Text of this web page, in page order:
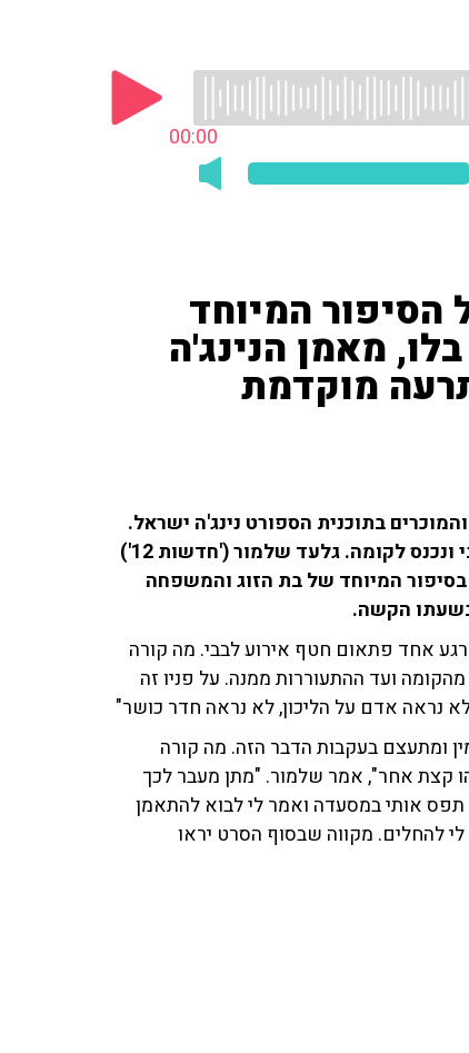
00:00
('חדשות 12') על הסיפור המיוחד
מאמן הנינג'ה
מוקדמת
בתוכנית הספורט נינג'ה ישראל.
יום אחד בלו, בלי סימנים מוקדמים, התמודד עם אירוע לבבי ונכנס לקומה. גלעד שלמור ('חדשות 12')
המיוחד של בת הזוג והמשפחה
בשעתו הקשה.
אחד פתאום חטף אירוע לבבי. מה קורה
ועד ההתעוררות ממנה. על פניו זה
נראה אדם על הליכון, לא נראה חדר כושר"
ומתעצם בעקבות הדבר הזה. מה קורה
קצת אחר", אמר שלמור. "מתן מעבר לכך
תפס אותי במסעדה ואמר לי לבוא להתאמן
לי להחלים. מקווה שבסוף הסרט יראו